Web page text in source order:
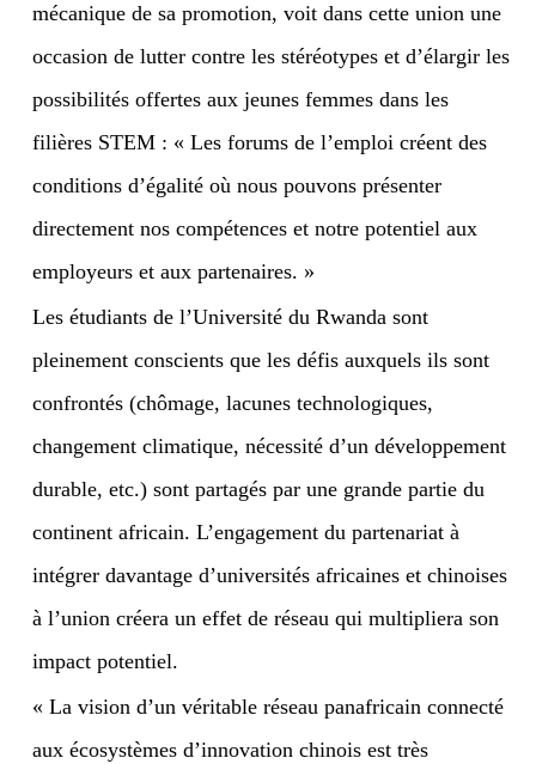
mécanique de sa promotion, voit dans cette union une
occasion de lutter contre les stéréotypes et d’élargir les
possibilités offertes aux jeunes femmes dans les
filières STEM : « Les forums de l’emploi créent des
conditions d’égalité où nous pouvons présenter
directement nos compétences et notre potentiel aux
employeurs et aux partenaires. »
Les étudiants de l’Université du Rwanda sont
pleinement conscients que les défis auxquels ils sont
confrontés (chômage, lacunes technologiques,
changement climatique, nécessité d’un développement
durable, etc.) sont partagés par une grande partie du
continent africain. L’engagement du partenariat à
intégrer davantage d’universités africaines et chinoises
à l’union créera un effet de réseau qui multipliera son
impact potentiel.
« La vision d’un véritable réseau panafricain connecté
aux écosystèmes d’innovation chinois est très